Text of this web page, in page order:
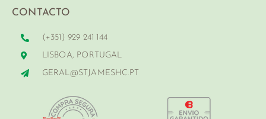
CONTACTO
(+351) 929 241 144
LISBOA, PORTUGAL
GERAL@STJAMESHC.PT